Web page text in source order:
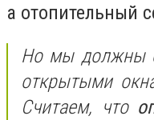
а отопительный
Но мы должны
открытыми
Считаем, что